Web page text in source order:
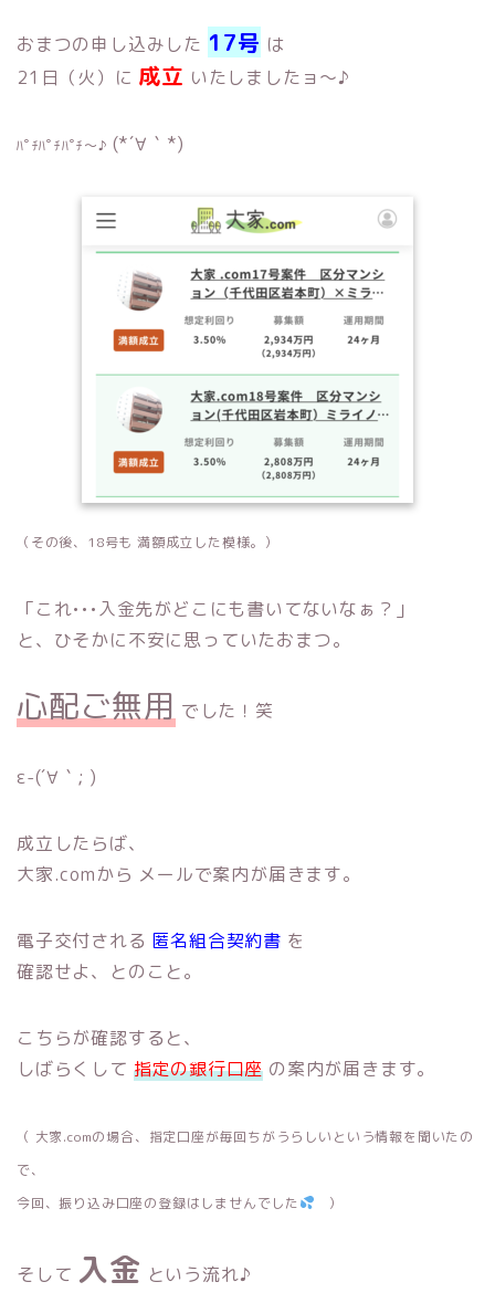
おまつの申し込みした 17号 は
21日（火）に 成立 いたしましたョ〜♪
ﾊﾟﾁﾊﾟﾁﾊﾟﾁ〜♪ (*´∀｀*)
（その後、18号も 満額成立した模様。）
「これ•••入金先がどこにも書いてないなぁ？」
と、ひそかに不安に思っていたおまつ。
心配ご無用 でした！笑
ε-(´∀｀; )
成立したらば、
大家.comから メールで案内が届きます。
電子交付される 匿名組合契約書 を
確認せよ、とのこと。
こちらが確認すると、
しばらくして 指定の銀行口座 の案内が届きます。
（ 大家.comの場合、指定口座が毎回ちがうらしいという情報を聞いたの
で、
今回、振り込み口座の登録はしませんでした
）
そして 入金 という流れ♪